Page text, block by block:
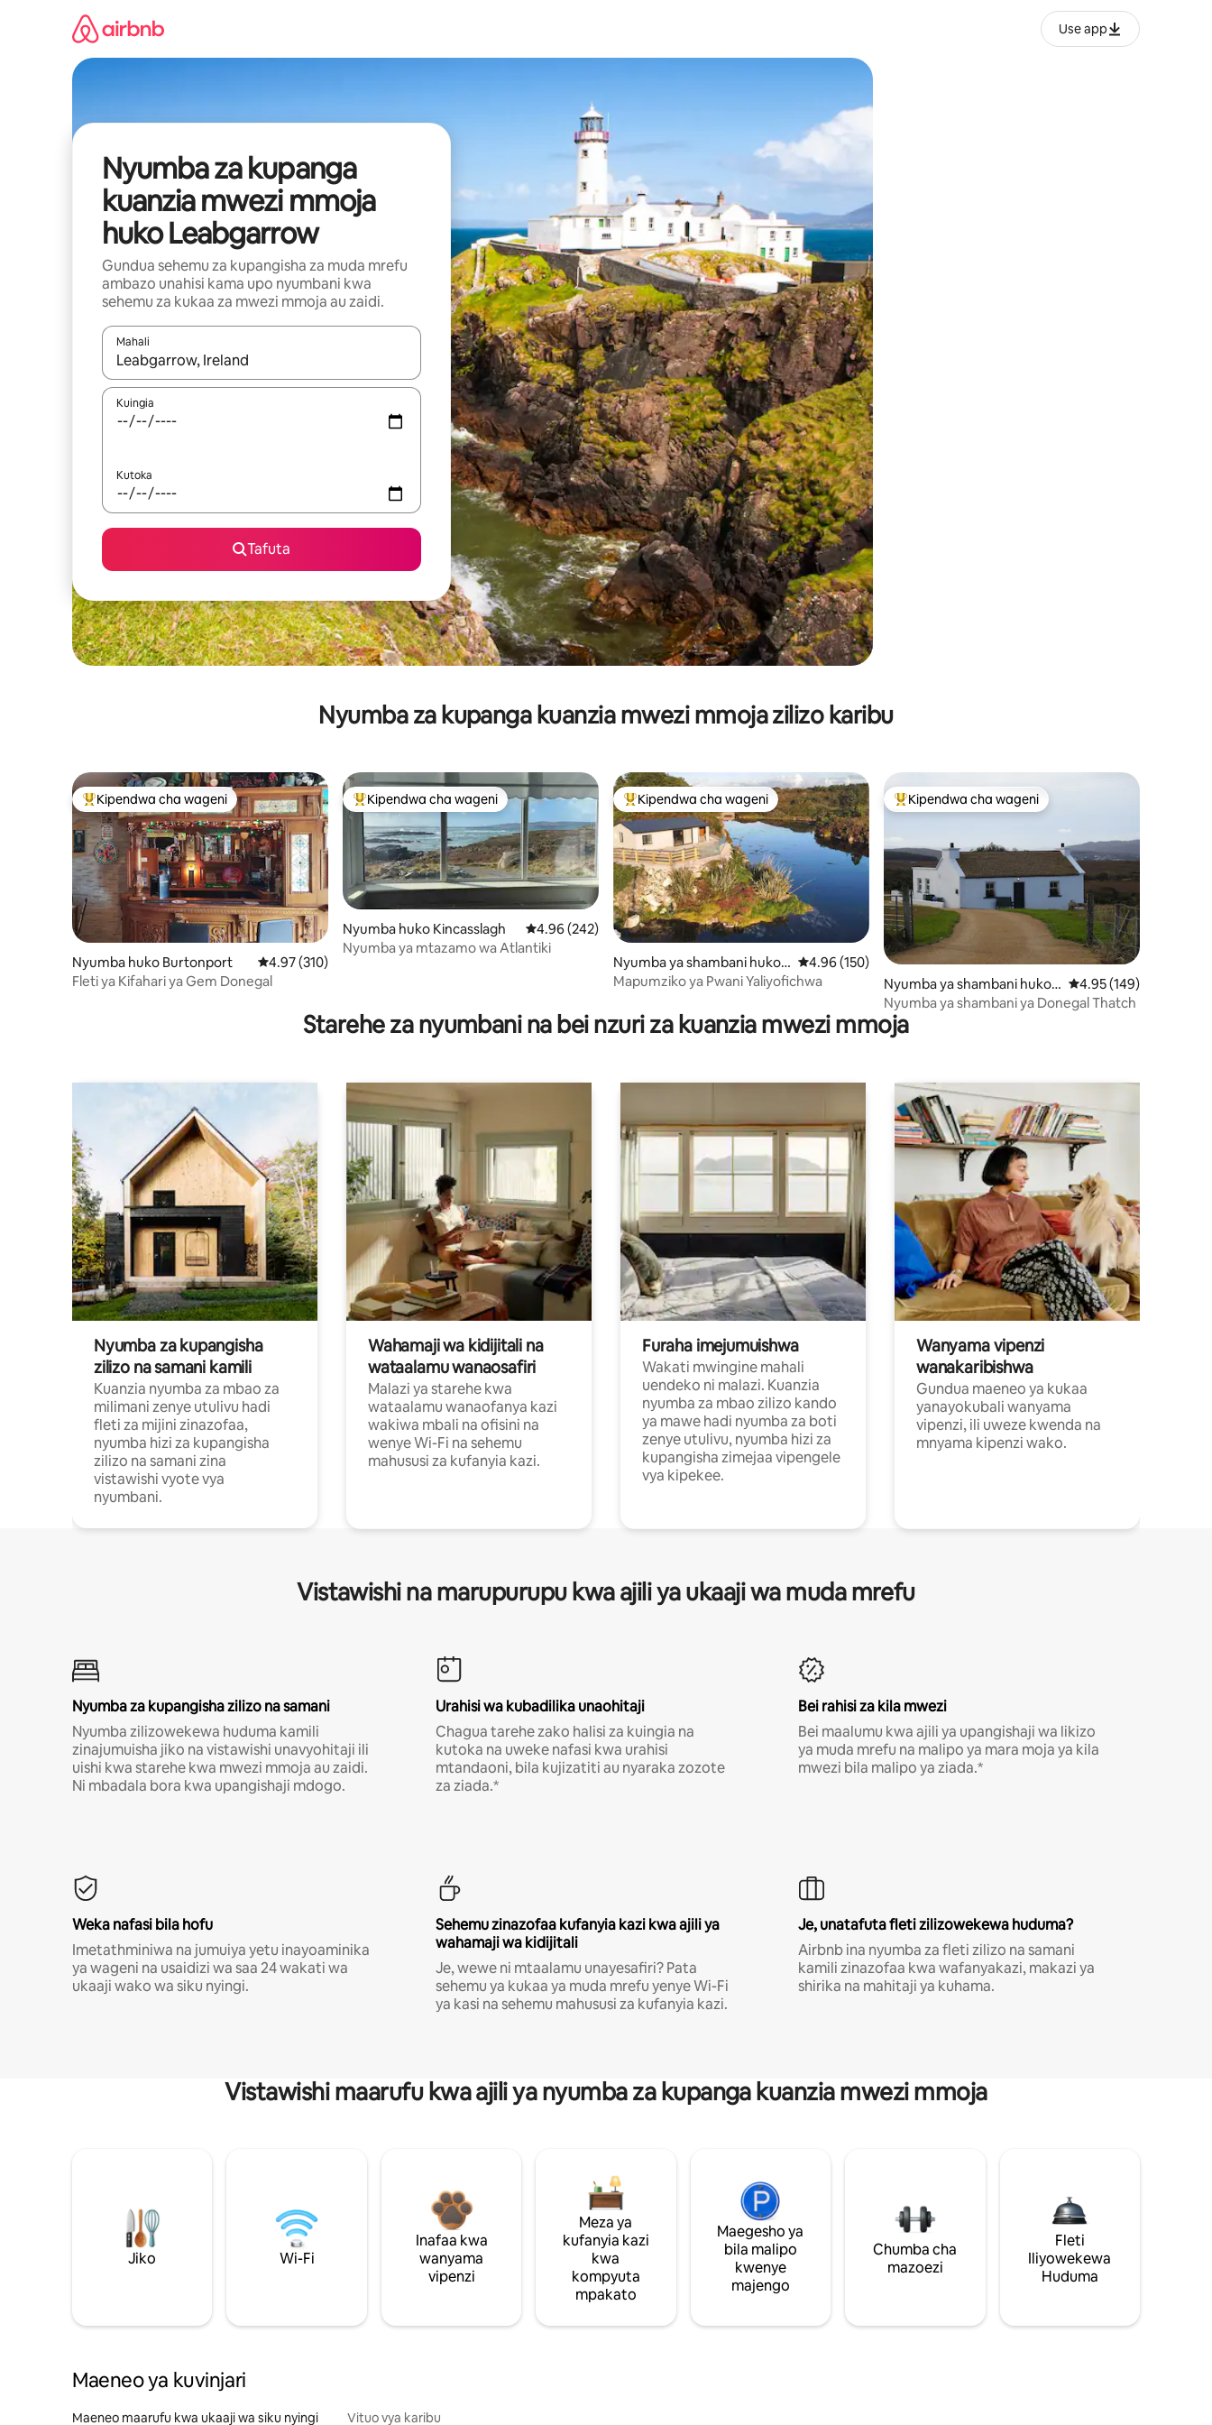
Use app
Nyumba za kupanga
kuanzia mwezi mmoja
huko Leabgarrow
Gundua sehemu za kupangisha za muda mrefu
ambazo unahisi kama upo nyumbani kwa
sehemu za kukaa za mwezi mmoja au zaidi.
Mahali
Wakati matokeo yanapatikana, vinjari kwa kutumia vitufe vya vishale vya juu na chini au uchunguze kwa kugusa au kutelezesha kidole kwenye ishara.
Kuingia
Kutoka
Tafuta
Nyumba za kupanga kuanzia mwezi mmoja zilizo karibu
Kipendwa maarufu cha wageni
Kipendwa cha wageni
Nyumba huko Burtonport Ukadiriaji wa wastani wa 4.97 kati ya 5, tathmini 310
4.97 (310)
Fleti ya Kifahari ya Gem Donegal
Kipendwa maarufu cha wageni
Kipendwa cha wageni
Nyumba huko Kincasslagh Ukadiriaji wa wastani wa 4.96 kati ya 5, tathmini 242
4.96 (242)
Nyumba ya mtazamo wa Atlantiki
Kipendwa maarufu cha wageni
Kipendwa cha wageni
Nyumba ya shambani huko
County Donegal
Ukadiriaji wa wastani wa 4.96 kati ya 5, tathmini 150
4.96 (150)
Mapumziko ya Pwani Yaliyofichwa
Kipendwa maarufu cha wageni
Kipendwa cha wageni
Nyumba ya shambani huko
Dungloe
Ukadiriaji wa wastani
4.95 (149)
Nyumba ya shambani ya Donegal Thatch
Starehe za nyumbani na bei nzuri za kuanzia mwezi mmoja
Nyumba za kupangisha
zilizo na samani kamili
Kuanzia nyumba za mbao za
milimani zenye utulivu hadi
fleti za mijini zinazofaa,
nyumba hizi za kupangisha
zilizo na samani zina
vistawishi vyote vya
nyumbani.
Wahamaji wa kidijitali na
wataalamu wanaosafiri
Malazi ya starehe kwa
wataalamu wanaofanya kazi
wakiwa mbali na ofisini na
wenye Wi-Fi na sehemu
mahususi za kufanyia kazi.
Furaha imejumuishwa
Wakati mwingine mahali
uendeko ni malazi. Kuanzia
nyumba za mbao zilizo kando
ya mawe hadi nyumba za boti
zenye utulivu, nyumba hizi za
kupangisha zimejaa vipengele
vya kipekee.
Wanyama vipenzi
wanakaribishwa
Gundua maeneo ya kukaa
yanayokubali wanyama
vipenzi, ili uweze kwenda na
mnyama kipenzi wako.
Vistawishi na marupurupu kwa ajili ya ukaaji wa muda mrefu
Nyumba za kupangisha zilizo na samani
Nyumba zilizowekewa huduma kamili
zinajumuisha jiko na vistawishi unavyohitaji ili
uishi kwa starehe kwa mwezi mmoja au zaidi.
Ni mbadala bora kwa upangishaji mdogo.
Urahisi wa kubadilika unaohitaji
Chagua tarehe zako halisi za kuingia na
kutoka na uweke nafasi kwa urahisi
mtandaoni, bila kujizatiti au nyaraka zozote
za ziada.*
Bei rahisi za kila mwezi
Bei maalumu kwa ajili ya upangishaji wa likizo
ya muda mrefu na malipo ya mara moja ya kila
mwezi bila malipo ya ziada.*
Weka nafasi bila hofu
Imetathminiwa na jumuiya yetu inayoaminika
ya wageni na usaidizi wa saa 24 wakati wa
ukaaji wako wa siku nyingi.
Sehemu zinazofaa kufanyia kazi kwa ajili ya
wahamaji wa kidijitali
Je, wewe ni mtaalamu unayesafiri? Pata
sehemu ya kukaa ya muda mrefu yenye Wi-Fi
ya kasi na sehemu mahususi za kufanyia kazi.
Je, unatafuta fleti zilizowekewa huduma?
Airbnb ina nyumba za fleti zilizo na samani
kamili zinazofaa kwa wafanyakazi, makazi ya
shirika na mahitaji ya kuhama.
Vistawishi maarufu kwa ajili ya nyumba za kupanga kuanzia mwezi mmoja
Jiko Wi-Fi
Inafaa kwa
wanyama
vipenzi
Meza ya
kufanyia kazi
kwa
kompyuta
mpakato
Maegesho ya
bila malipo
kwenye
majengo
Chumba cha
mazoezi
Fleti
Iliyowekewa
Huduma
Maeneo ya kuvinjari
Maeneo maarufu kwa ukaaji wa siku nyingi Vituo vya karibu